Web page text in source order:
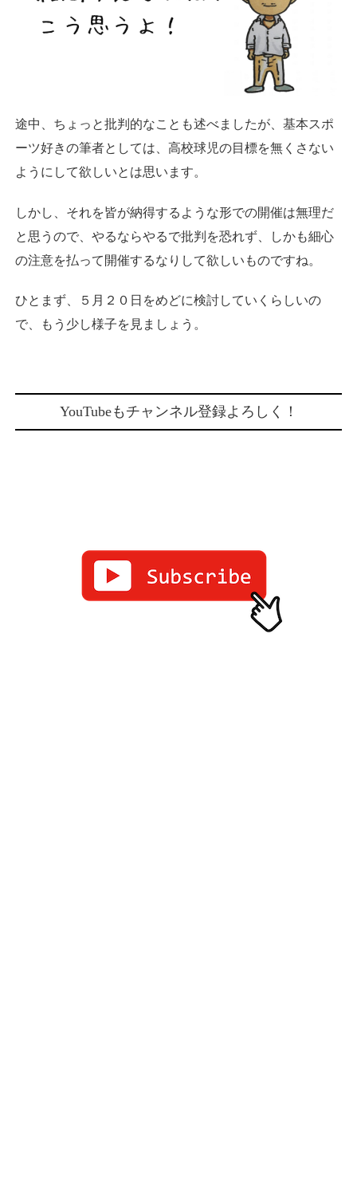
途中、ちょっと批判的なことも述べましたが、基本スポ
ーツ好きの筆者としては、高校球児の目標を無くさない
ようにして欲しいとは思います。
しかし、それを皆が納得するような形での開催は無理だ
と思うので、やるならやるで批判を恐れず、しかも細心
の注意を払って開催するなりして欲しいものですね。
ひとまず、５月２０日をめどに検討していくらしいの
で、もう少し様子を見ましょう。
YouTubeもチャンネル登録よろしく！